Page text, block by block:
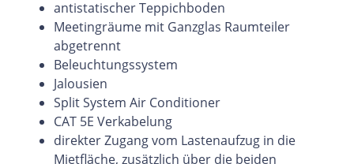
antistatischer Teppichboden
Meetingräume mit Ganzglas Raumteiler
abgetrennt
Beleuchtungssystem
Jalousien
Split System Air Conditioner
CAT 5E Verkabelung
direkter Zugang vom Lastenaufzug in die
Mietfläche, zusätzlich über die beiden